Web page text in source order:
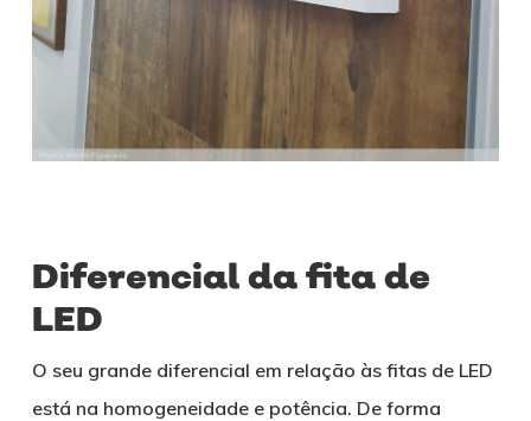
Diferencial da fita de
LED
O seu grande diferencial em relação às fitas de LED
está na homogeneidade e potência. De forma